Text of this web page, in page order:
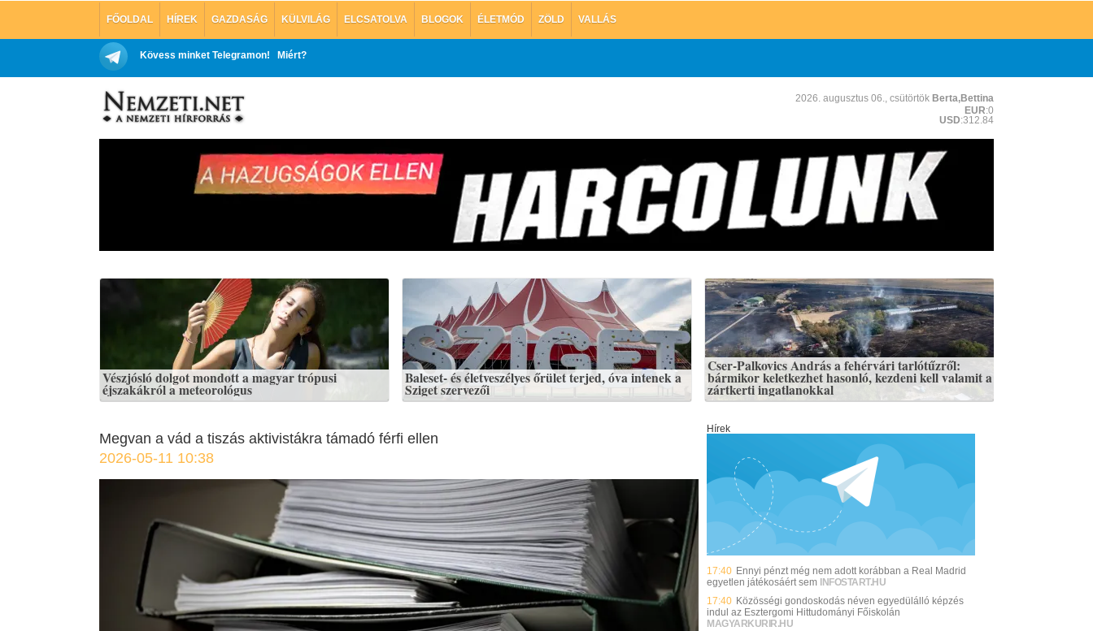
FŐOLDAL HÍREK GAZDASÁG KÜLVILÁG ELCSATOLVA BLOGOK ÉLETMÓD ZÖLD VALLÁS
Kövess minket Telegramon! Miért?
2026. augusztus 06., csütörtök Berta,Bettina
EUR:0
USD:312.84
Vészjósló dolgot mondott a magyar trópusi
éjszakákról a meteorológus
Baleset- és életveszélyes őrület terjed, óva intenek a
Sziget szervezői
Cser-Palkovics András a fehérvári tarlótűzről:
bármikor keletkezhet hasonló, kezdeni kell valamit a
zártkerti ingatlanokkal
Megvan a vád a tiszás aktivistákra támadó férfi ellen
2026-05-11 10:38
Hírek
17:40 Ennyi pénzt még nem adott korábban a Real Madrid
egyetlen játékosáért sem INFOSTART.HU
17:40 Közösségi gondoskodás néven egyedülálló képzés
indul az Esztergomi Hittudományi Főiskolán
MAGYARKURIR.HU